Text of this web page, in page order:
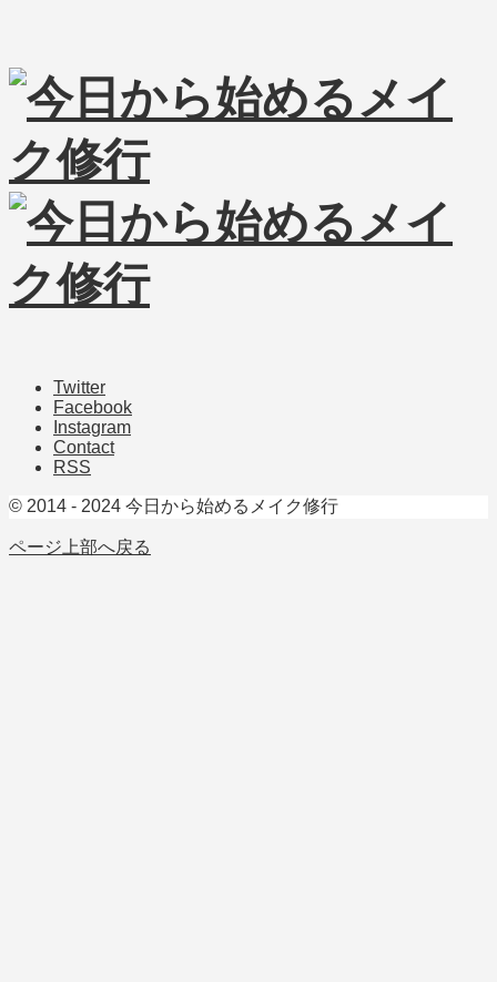
Twitter
Facebook
Instagram
Contact
RSS
© 2014 - 2024 今日から始めるメイク修行
ページ上部へ戻る